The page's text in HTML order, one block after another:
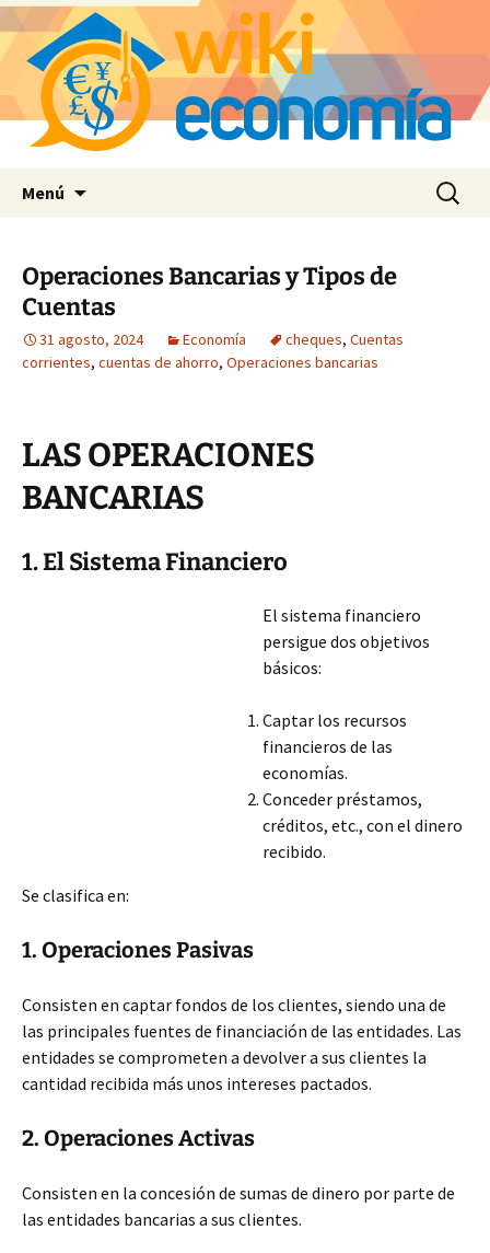
Menú Buscar:
Operaciones Bancarias y Tipos de
Cuentas
31 agosto, 2024 Economía cheques, Cuentas
corrientes, cuentas de ahorro, Operaciones bancarias
LAS OPERACIONES
BANCARIAS
1. El Sistema Financiero
El sistema financiero
persigue dos objetivos
básicos:
Captar los recursos
financieros de las
economías.
Conceder préstamos,
créditos, etc., con el dinero
recibido.
Se clasifica en:
1. Operaciones Pasivas
Consisten en captar fondos de los clientes, siendo una de
las principales fuentes de financiación de las entidades. Las
entidades se comprometen a devolver a sus clientes la
cantidad recibida más unos intereses pactados.
2. Operaciones Activas
Consisten en la concesión de sumas de dinero por parte de
las entidades bancarias a sus clientes.